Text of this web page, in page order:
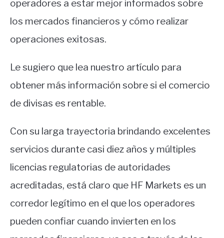
operadores a estar mejor informados sobre
los mercados financieros y cómo realizar
operaciones exitosas.
Le sugiero que lea nuestro artículo para
obtener más información sobre si el comercio
de divisas es rentable.
Con su larga trayectoria brindando excelentes
servicios durante casi diez años y múltiples
licencias regulatorias de autoridades
acreditadas, está claro que HF Markets es un
corredor legítimo en el que los operadores
pueden confiar cuando invierten en los